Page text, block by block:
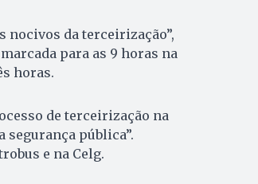
nocivos da terceirização”,
para as 9 horas na
horas.
de terceirização na
segurança pública”.
e na Celg.